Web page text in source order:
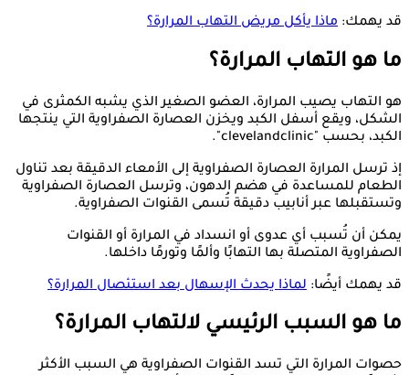
قد يهمك: ماذا يأكل مريض التهاب المرارة؟
ما هو التهاب المرارة؟
هو التهاب يصيب المرارة، العضو الصغير الذي يشبه الكمثرى في
الشكل، ويقع أسفل الكبد ويخزن العصارة الصفراوية التي ينتجها
الكبد، بحسب "clevelandclinic".
إذ ترسل المرارة العصارة الصفراوية إلى الأمعاء الدقيقة بعد تناول
الطعام للمساعدة في هضم الدهون، وترسل العصارة الصفراوية
وتستقبلها عبر أنابيب دقيقة تُسمى القنوات الصفراوية.
يمكن أن تُسبب أي عدوى أو انسداد في المرارة أو القنوات
الصفراوية المتصلة بها التهابًا وألمًا وتورمًا داخلها.
قد يهمك أيضًا: لماذا يحدث الإسهال بعد استئصال المرارة؟
ما هو السبب الرئيسي لالتهاب المرارة؟
حصوات المرارة التي تسد القنوات الصفراوية هي السبب الأكثر